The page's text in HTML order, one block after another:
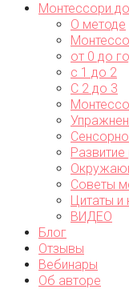
Монтессори
О методе
от 0 до
с 1 до 2
С 2 до 3
Советы
Цитаты и
ВИДЕО
Блог
Отзывы
Вебинары
Об авторе